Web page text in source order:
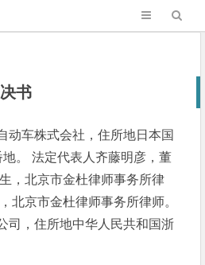
书
动车株式会社，住所地日本国
。 法定代表人齐藤明彦，董
，北京市金杜律师事务所律
北京市金杜律师事务所律师。
司，住所地中华人民共和国浙